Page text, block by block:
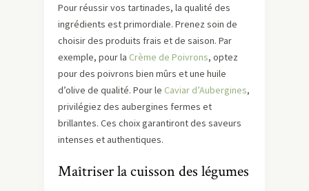
Pour réussir vos tartinades, la qualité des
ingrédients est primordiale. Prenez soin de
choisir des produits frais et de saison. Par
exemple, pour la Crème de Poivrons, optez
pour des poivrons bien mûrs et une huile
d’olive de qualité. Pour le Caviar d’Aubergines,
privilégiez des aubergines fermes et
brillantes. Ces choix garantiront des saveurs
intenses et authentiques.
Maîtriser la cuisson des légumes